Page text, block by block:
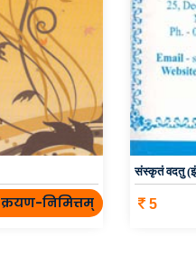
क्रयण-निमित्तम्
संस्कृतं वदतु
5